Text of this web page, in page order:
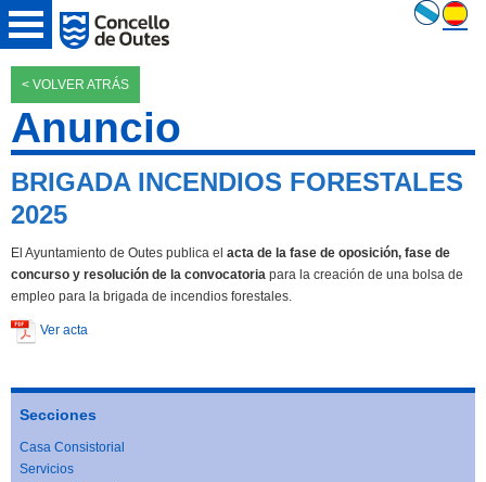
< VOLVER ATRÁS
Anuncio
BRIGADA INCENDIOS FORESTALES
2025
El Ayuntamiento de Outes publica el acta de la fase de oposición, fase de
concurso y resolución de la convocatoria para la creación de una bolsa de
empleo para la brigada de incendios forestales.
Ver acta
Secciones
Casa Consistorial
Servicios